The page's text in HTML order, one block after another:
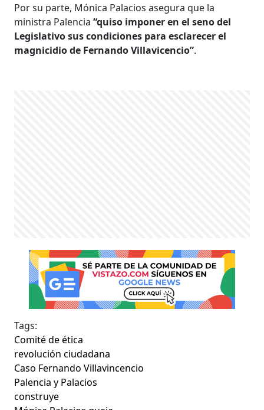
Por su parte, Mónica Palacios asegura que la
ministra Palencia“quiso imponer en el seno del
Legislativo sus condiciones para esclarecer el
magnicidio de Fernando Villavicencio”.
Tags:
Comité de ética
revolución ciudadana
Caso Fernando Villavincencio
Palencia y Palacios
construye